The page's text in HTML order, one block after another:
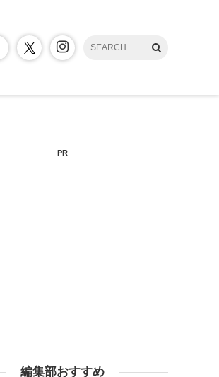
PR
編集部おすすめ